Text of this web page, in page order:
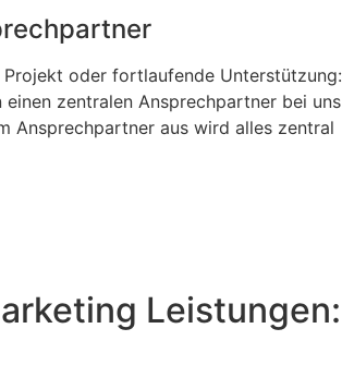
Projekt oder fortlaufende Unterstützung:
einen zentralen Ansprechpartner bei uns
Ansprechpartner aus wird alles zentral
Leistungen: